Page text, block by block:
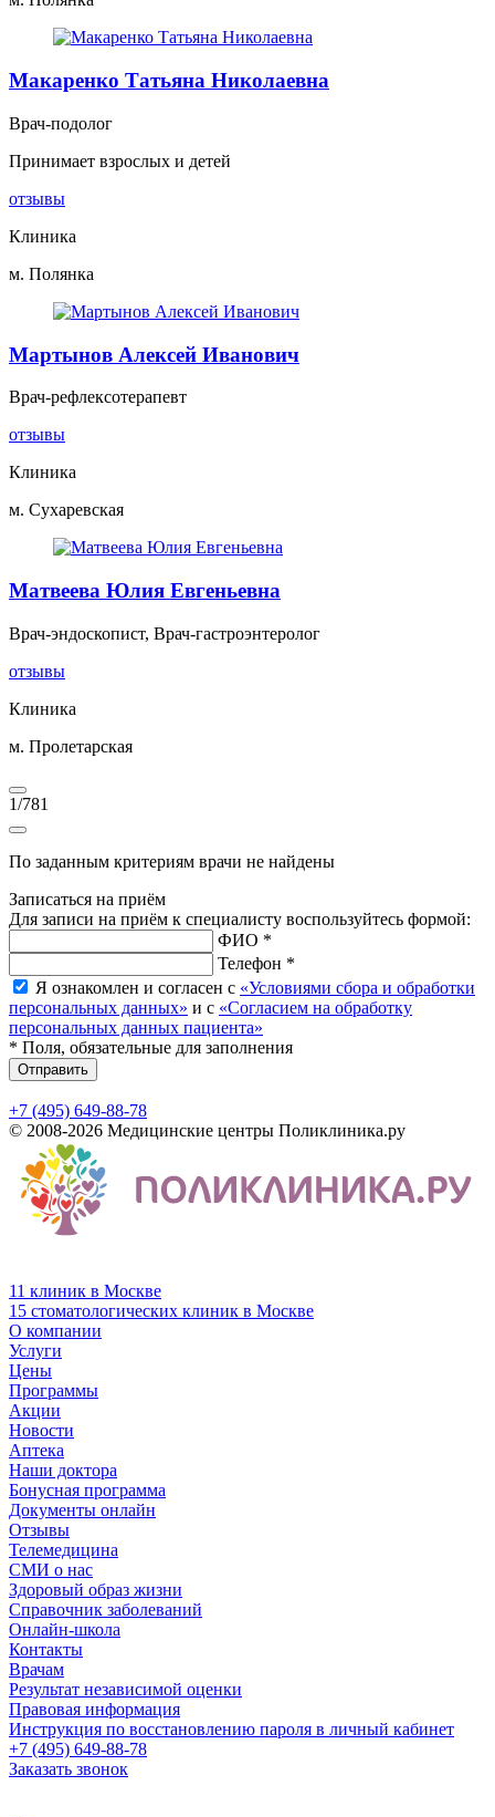
Макаренко Татьяна Николаевна
Врач-подолог
Принимает взрослых и детей
отзывы
Клиника
м. Полянка
Мартынов Алексей Иванович
Врач-рефлексотерапевт
отзывы
Клиника
м. Сухаревская
Матвеева Юлия Евгеньевна
Врач-эндоскопист, Врач-гастроэнтеролог
отзывы
Клиника
м. Пролетарская
1/781
По заданным критериям врачи не найдены
Записаться на приём
Для записи на приём к специалисту воспользуйтесь формой:
ФИО *
Телефон *
Я ознакомлен и согласен с «Условиями сбора и обработки
персональных данных» и с «Согласием на обработку
персональных данных пациента»
* Поля, обязательные для заполнения
Отправить
+7 (495) 649-88-78
© 2008-2026 Медицинские центры Поликлиника.ру
11 клиник в Москве
15 стоматологических клиник в Москве
О компании
Услуги
Цены
Программы
Акции
Новости
Аптека
Наши доктора
Бонусная программа
Документы онлайн
Отзывы
Телемедицина
СМИ о нас
Здоровый образ жизни
Справочник заболеваний
Онлайн-школа
Контакты
Врачам
Результат независимой оценки
Правовая информация
Инструкция по восстановлению пароля в личный кабинет
+7 (495) 649-88-78
Заказать звонок